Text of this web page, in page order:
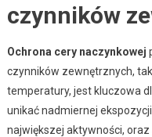
czynników
Ochrona cery naczynkowej
czynników zewnętrznych,
temperatury, jest kluczowa
unikać nadmiernej
największej aktywności,